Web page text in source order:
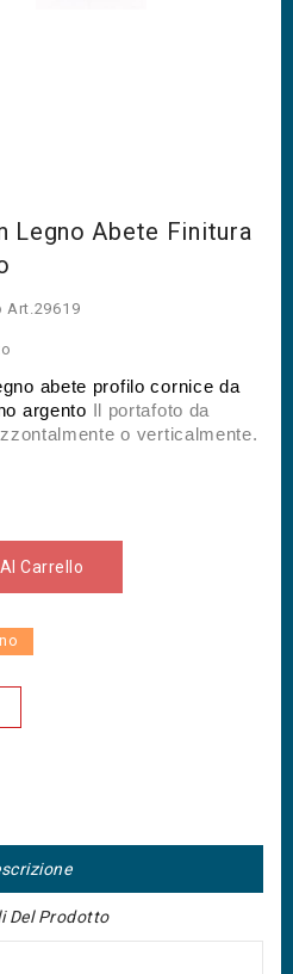
Legno Abete Finitura
Art.29619
abete profilo cornice da
argento
Il portafoto da
o verticalmente.
Carrello
Del Prodotto